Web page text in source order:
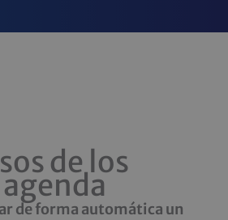
de los
de forma automática un